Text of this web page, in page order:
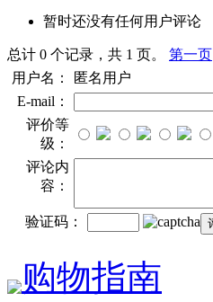
暂时还没有任何用户评论
总计 0 个记录，共 1 页。 第一页
用户名：
匿名用户
E-mail：
评价等
级：
评论内
容：
验证码：
购物指南